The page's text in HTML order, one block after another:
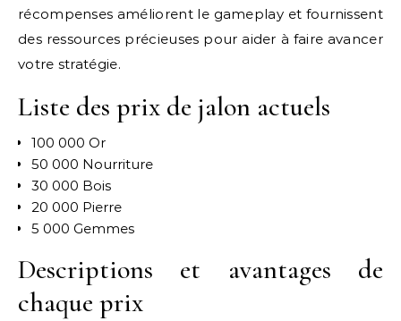
récompenses améliorent le gameplay et fournissent
des ressources précieuses pour aider à faire avancer
votre stratégie.
Liste des prix de jalon actuels
100 000 Or
50 000 Nourriture
30 000 Bois
20 000 Pierre
5 000 Gemmes
Descriptions et avantages de
chaque prix